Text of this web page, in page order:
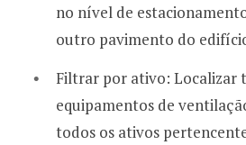
no nível de
outro pavimento do
Filtrar por ativo: Localizar
equipamentos de
todos os ativos